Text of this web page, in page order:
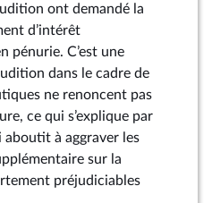
ont demandé la
d’intérêt
pénurie. C’est une
dans le cadre de
ne renoncent pas
ce qui s’explique par
aboutit à aggraver les
sur la
préjudiciables